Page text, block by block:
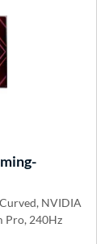
NVIDIA
Pro, 240Hz